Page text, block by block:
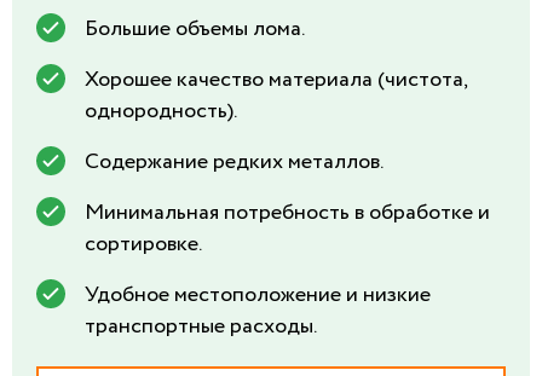
Большие объемы лома.
Хорошее качество материала (чистота,
однородность).
Содержание редких металлов.
Минимальная потребность в обработке и
сортировке.
Удобное местоположение и низкие
транспортные расходы.